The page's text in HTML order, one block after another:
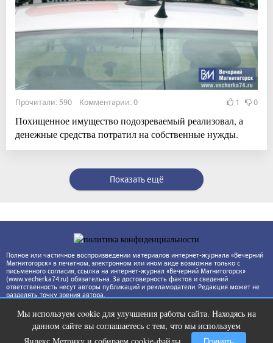
Прочитали: 590 Комментарии: 0 1 0
Похищенное имущество подозреваемый реализовал, а
денежные средства потратил на собственные нужды.
Показать ещё
Полное или частичное воспроизведении материалов интернет-журнала «Вечерний
Магнитогорск» в печатном, электронном или ином виде возможна только с
письменного согласия, ссылка на интернет-журнал «Вечерний Магнитогорск»
(www.vecherka74.ru) обязательна. За достоверность фактов и сведений
ответственность несут авторы публикаций и рекламодатели. Редакция может не
разделять точку зрения автора.
Мы используем cookie для улучшения работы сайта. Находясь на
данном сайте вы соглашаетесь с тем, что мы используем
Ногти будут чистыми! Домашний
метод убьет грибок, возьмите 3%-ю…